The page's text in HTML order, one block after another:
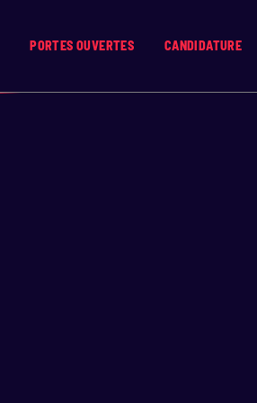
PORTES OUVERTES CANDIDATURE